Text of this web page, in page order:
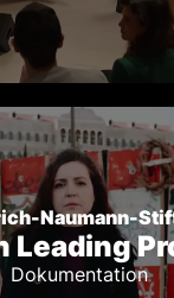
Naumann-
Leading
Dokumentation